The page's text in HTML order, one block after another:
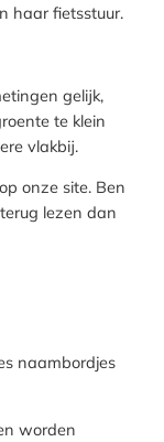
haar fietsstuur.
gelijk,
te klein
vlakbij.
onze site. Ben
lezen dan
naambordjes
worden